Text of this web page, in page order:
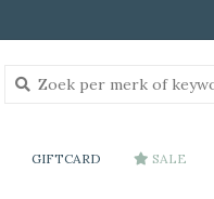
GIFTCARD SALE